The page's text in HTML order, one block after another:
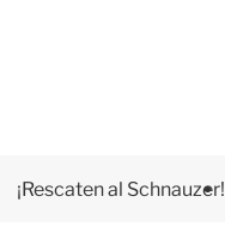
¡Rescaten al Schnauzer!